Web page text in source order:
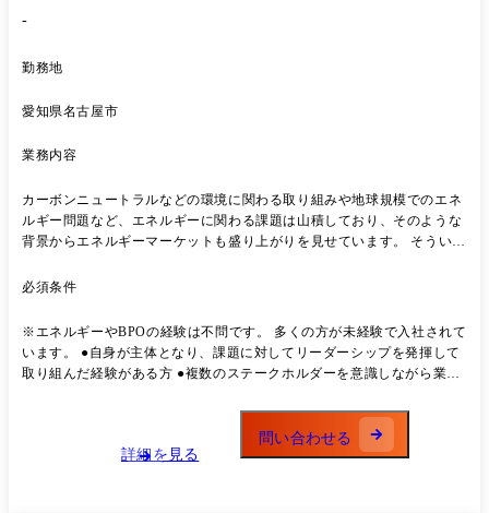
-
勤務地
愛知県名古屋市
業務内容
カーボンニュートラルなどの環境に関わる取り組みや地球規模でのエネ
ルギー問題など、エネルギーに関わる課題は山積しており、そのような
背景からエネルギーマーケットも盛り上がりを見せています。 そういっ
をするのが私たちの仕事です。 理想のプランを提案して終わりではな
や課題解決まで行えるのがこの仕事の醍醐味。 関東での10年以上の実績
をベースに2023年4月に関西に進出し、このたび2025年4月より中部エリ
アへの進出に伴う新規部門立上げメンバーを募集しております。 【具体
支援として事業企画、運用設計、業務構築・改善等に携わり、BPOの強
みをフルに活かし顧客先で必要な業務(プロジェクト)の推進支援
(PM/PMO)の役割を担っていただきます。 <担当プロジェクトについて>
必須条件
※エネルギーやBPOの経験は不問です。 多くの方が未経験で入社されて
います。 ●自身が主体となり、課題に対してリーダーシップを発揮して
取り組んだ経験がある方 ●複数のステークホルダーを意識しながら業務
詳細を見る
問い合わせる